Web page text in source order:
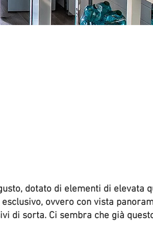
dotato di elementi di elevata
ovvero con vista
di sorta. Ci sembra che già